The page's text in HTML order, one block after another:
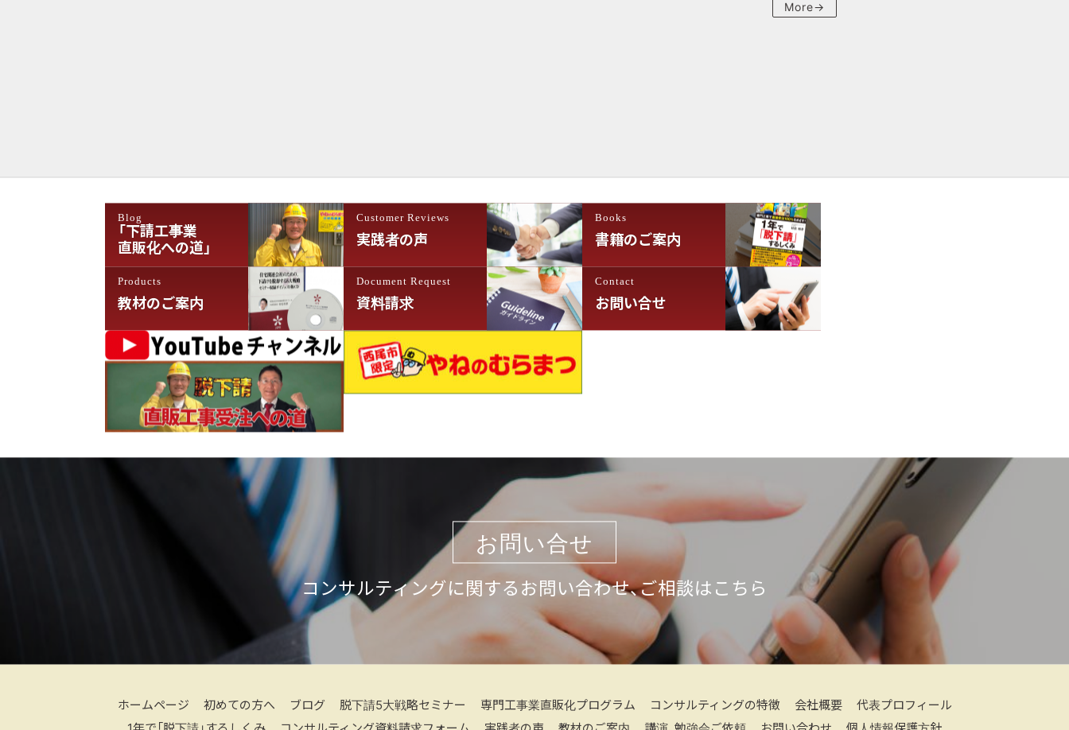
More→
Blog
「下請工事業
直販化への道」
Customer Reviews
実践者の声
Books
書籍のご案内
Products
教材のご案内
Document Request
資料請求
Contact
お問い合せ
お問い合せ
コンサルティングに関するお問い合わせ、ご相談はこちら
ホームページ 初めての方へ ブログ 脱下請5大戦略セミナー 専門工事業直販化プログラム コンサルティングの特徴 会社概要
代表プロフィール